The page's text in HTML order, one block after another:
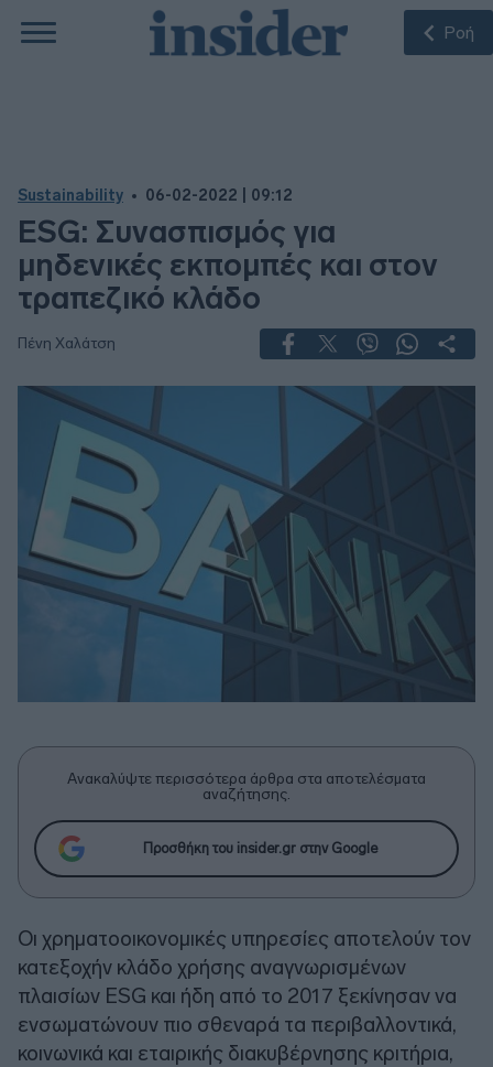
Ροή
Sustainability 06-02-2022 | 09:12
ESG: Συνασπισμός για
μηδενικές εκπομπές και στον
τραπεζικό κλάδο
Πένη Χαλάτση
Ανακαλύψτε περισσότερα άρθρα στα αποτελέσματα
αναζήτησης.
Προσθήκη του insider.gr στην Google
Oι χρηματοοικονομικές υπηρεσίες αποτελούν τον
κατεξοχήν κλάδο χρήσης αναγνωρισμένων
πλαισίων ESG και ήδη από το 2017 ξεκίνησαν να
ενσωματώνουν πιο σθεναρά τα περιβαλλοντικά,
κοινωνικά και εταιρικής διακυβέρνησης κριτήρια,